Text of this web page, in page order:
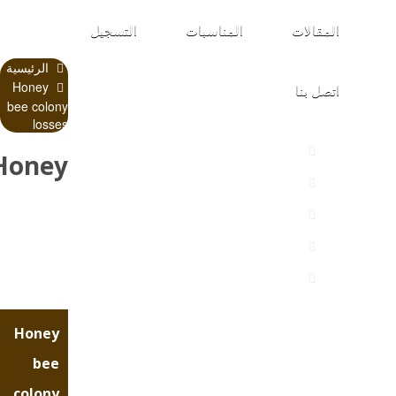
المقالات المناسبات التسجيل
اتصل بنا
الرئيسية
Honey
bee colony
losses
Honey
bee